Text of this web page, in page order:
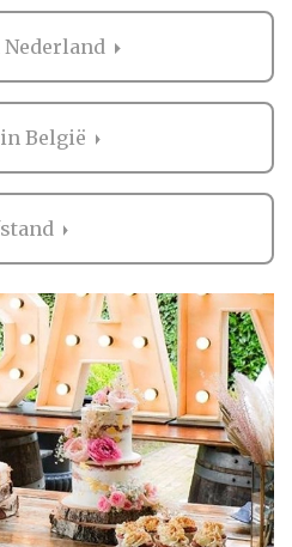
bruidstaart is
minimaal drie lagen
miniatuurbruidspaar.
vele varianten op de
te bedenken in
en kleuren.
nu ook voor
is een mix van
cup cakes, cake
lekkernijen.
de bruidstaart is dat de
vaak een bruidspaar
niet mag worden
moet lange tijd in
Het bijgeloof is
België